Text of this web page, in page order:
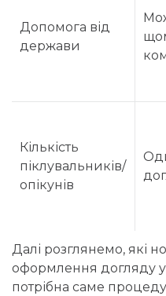
Допомога від
держави
Кількість
піклувальників/
опікунів
Далі розглянемо, які
оформлення догляду у
потрібна саме